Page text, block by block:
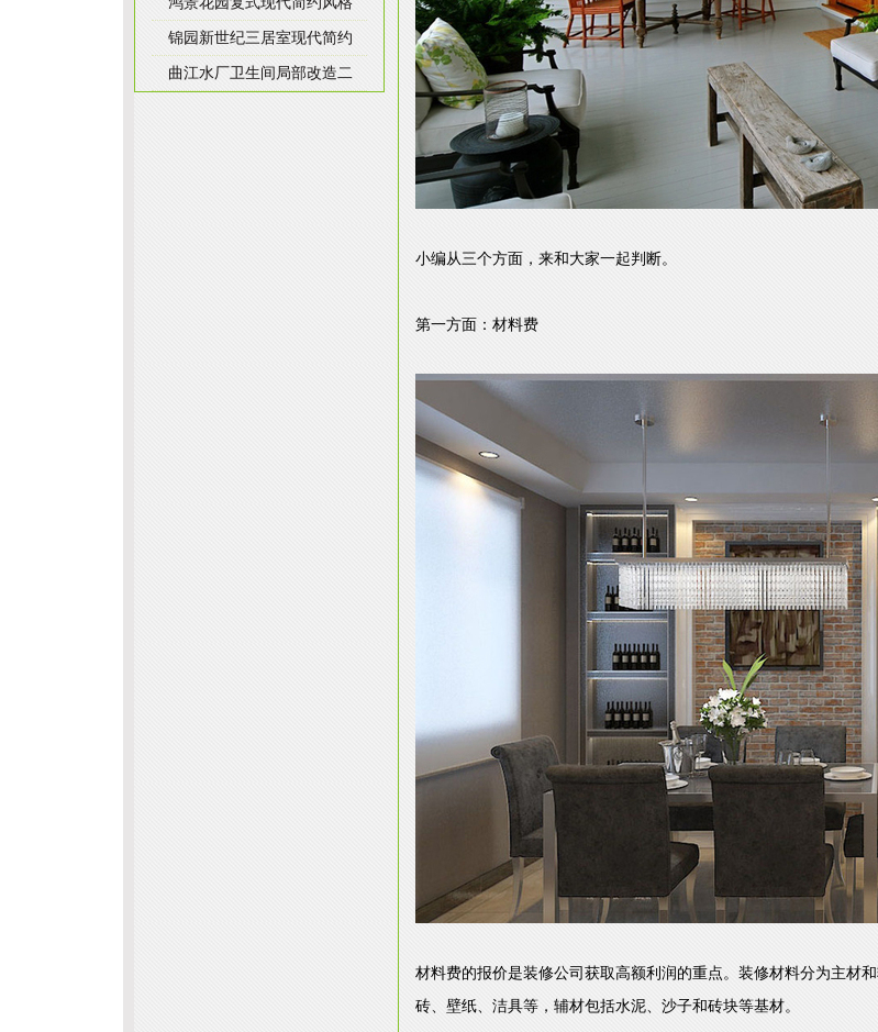
锦园新世纪三居室现代简约
曲江水厂卫生间局部改造二
小编从三个方面，来和大家一起判断。
第一方面：材料费
材料费的报价是装修公司获取高额利润的重点。装修材料分为主材
砖、壁纸、洁具等，辅材包括水泥、沙子和砖块等基材。